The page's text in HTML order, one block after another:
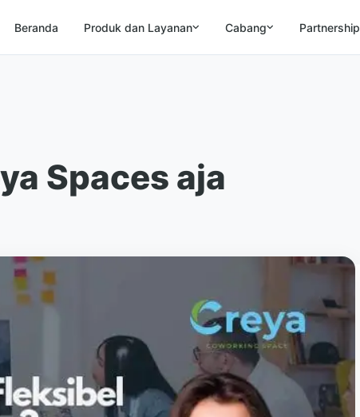
Beranda Produk dan Layanan Cabang Partnership
Spaces aja